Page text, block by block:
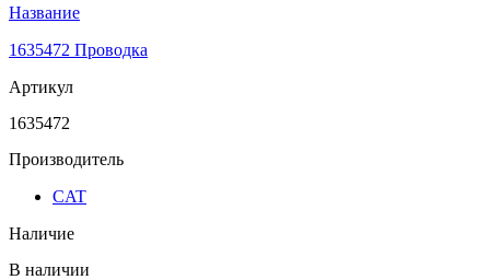
Название
1635472 Проводка
Артикул
1635472
Производитель
CAT
Наличие
В наличии